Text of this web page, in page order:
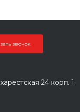
звонок
24 корп. 1,